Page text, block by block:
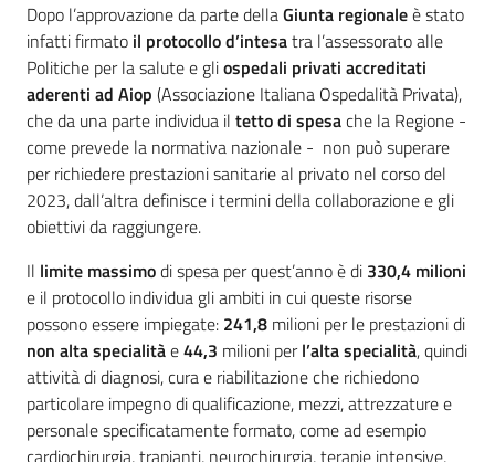
Dopo l’approvazione da parte dellaGiunta regionaleè stato
infatti firmato il protocollo d’intesatra l’assessorato alle
Politiche per la salute e gliospedali privati accreditati
aderenti ad Aiop (Associazione Italiana Ospedalità Privata),
che da una parte individua il tetto di spesache la Regione -
come prevede la normativa nazionale - non può superare
per richiedere prestazioni sanitarie al privato nel corso del
2023, dall’altra definisce i termini della collaborazione e gli
obiettivi da raggiungere.
Il limite massimodi spesa per quest’anno è di 330,4 milioni
e il protocollo individua gli ambiti in cui queste risorse
possono essere impiegate: 241,8 milioni per le prestazioni di
non alta specialitàe44,3 milioni perl’alta specialità, quindi
attività di diagnosi, cura e riabilitazione che richiedono
particolare impegno di qualificazione, mezzi, attrezzature e
personale specificatamente formato, come ad esempio
cardiochirurgia, trapianti, neurochirurgia, terapie intensive,